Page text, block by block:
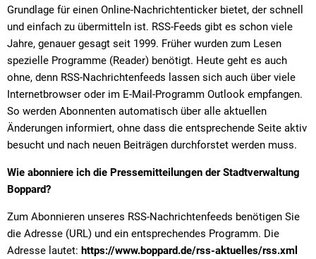
Grundlage für einen Online-Nachrichtenticker bietet, der schnell
und einfach zu übermitteln ist. RSS-Feeds gibt es schon viele
Jahre, genauer gesagt seit 1999. Früher wurden zum Lesen
spezielle Programme (Reader) benötigt. Heute geht es auch
ohne, denn RSS-Nachrichtenfeeds lassen sich auch über viele
Internetbrowser oder im E-Mail-Programm Outlook empfangen.
So werden Abonnenten automatisch über alle aktuellen
Änderungen informiert, ohne dass die entsprechende Seite aktiv
besucht und nach neuen Beiträgen durchforstet werden muss.
Wie abonniere ich die Pressemitteilungen der Stadtverwaltung
Boppard?
Zum Abonnieren unseres RSS-Nachrichtenfeeds benötigen Sie
die Adresse (URL) und ein entsprechendes Programm. Die
Adresse lautet: https://www.boppard.de/rss-aktuelles/rss.xml